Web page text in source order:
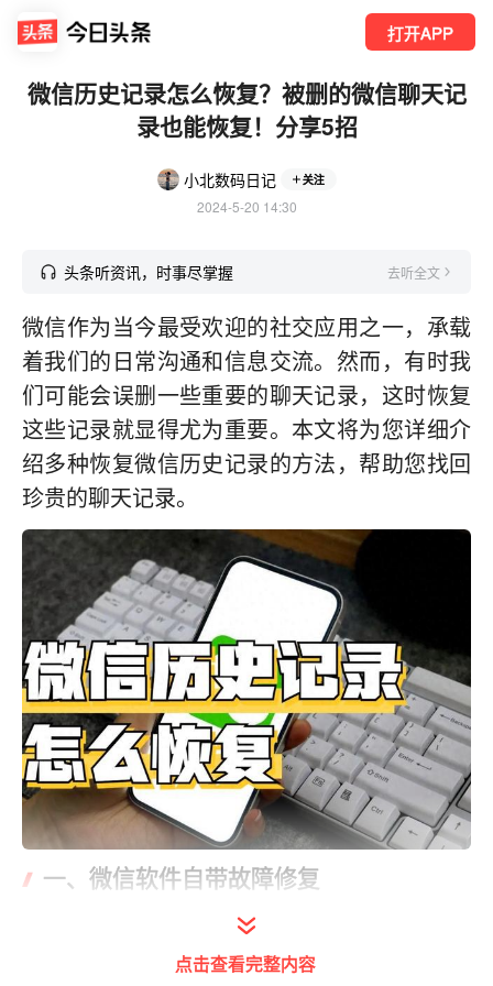
打开APP
微信历史记录怎么恢复？被删的微信聊天记
录也能恢复！分享5招
小北数码日记 关注
2024-5-20 14:30
头条听资讯，时事尽掌握 去听全文
微信作为当今最受欢迎的社交应用之一，承载
着我们的日常沟通和信息交流。然而，有时我
们可能会误删一些重要的聊天记录，这时恢复
这些记录就显得尤为重要。本文将为您详细介
绍多种恢复微信历史记录的方法，帮助您找回
珍贵的聊天记录。
一、微信软件自带故障修复
微信群聊天记录删除了，可以尝试使用微信自
身的异常修复功能来尝试修复。具体操作步骤
点击查看完整内容